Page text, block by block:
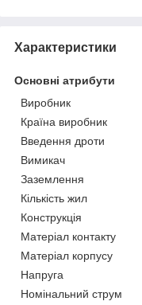
Характеристики
Основні атрибути
Виробник
Країна виробник
Введення дроти
Вимикач
Заземлення
Кількість жил
Конструкція
Матеріал контакту
Матеріал корпусу
Напруга
Номінальний струм